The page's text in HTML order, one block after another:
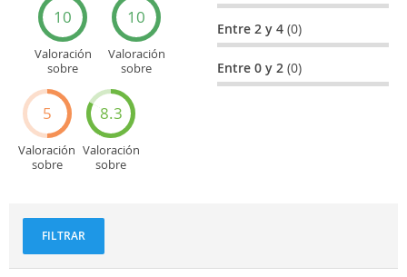
10
Valoración
sobre
10
Valoración
sobre
turísticos
5
Valoración
sobre
8.3
Valoración
sobre
Entre 2 y 4(0)
Entre 0 y 2(0)
FILTRAR